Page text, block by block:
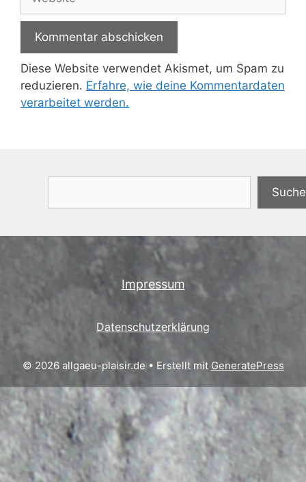
Diese Website verwendet Akismet, um Spam zu
reduzieren. Erfahre, wie deine Kommentardaten
verarbeitet werden.
Impressum
Datenschutzerklärung
© 2026 allgaeu-plaisir.de • Erstellt mit GeneratePress